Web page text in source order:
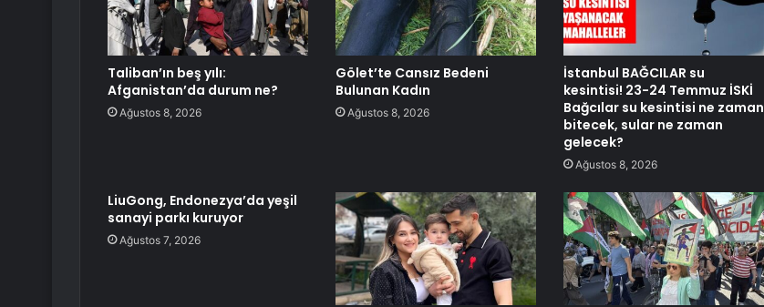
Taliban’ın beş yılı:
Afganistan’da durum ne?
Ağustos 8, 2026
Gölet’te Cansız Bedeni
Bulunan Kadın
Ağustos 8, 2026
İstanbul BAĞCILAR su
kesintisi! 23-24 Temmuz İSKİ
Bağcılar su kesintisi ne zaman
bitecek, sular ne zaman
gelecek?
Ağustos 8, 2026
LiuGong, Endonezya’da yeşil
sanayi parkı kuruyor
Ağustos 7, 2026